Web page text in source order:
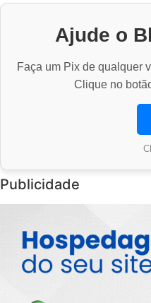
Ajude o
Faça um Pix de qualquer
Clique no
Publicidade